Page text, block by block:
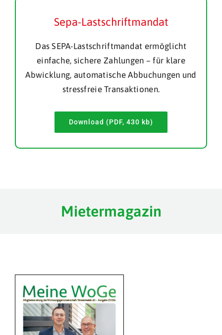
Sepa-Lastschriftmandat
Das SEPA-Lastschriftmandat ermöglicht
einfache, sichere Zahlungen – für klare
Abwicklung, automatische Abbuchungen und
stressfreie Transaktionen.
Download (PDF, 430 kb)
Mietermagazin
WoGe 01-2026